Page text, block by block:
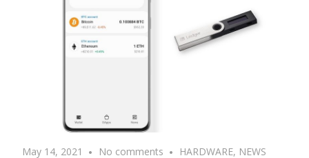
May 14, 2021 No comments HARDWARE, NEWS